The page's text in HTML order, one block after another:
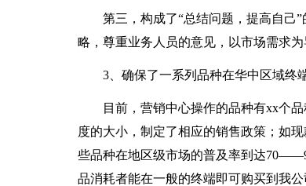
第三，构成了“总结问题，提高自己
略，尊重业务人员的意见，以市场需求为
3、确保了一系列品种在华中区域终
目前，营销中心操作的品种有xx个
度的大小，制定了相应的销售政策；如
些品种在地区级市场的普及率到达
品消耗者能在一般的终端即可购买到我